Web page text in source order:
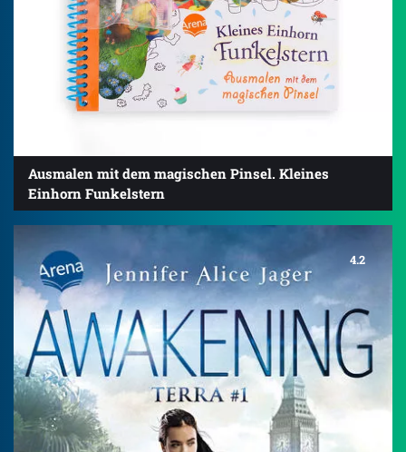
Ausmalen mit dem magischen Pinsel. Kleines
Einhorn Funkelstern
4.2